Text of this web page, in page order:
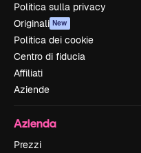
Politica sulla privacy
Originali New
Politica dei cookie
Centro di fiducia
Affiliati
Aziende
Azienda
Prezzi